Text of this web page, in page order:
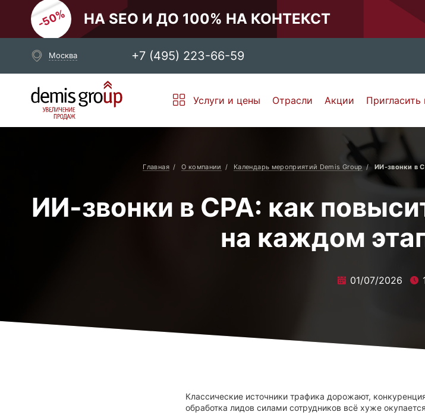
НА SEO И ДО 100% НА КОНТЕКСТ
Москва +7 (495) 223-66-59
Выберите свой город
Москва Санкт-Петербург Нижний Новгород
Услуги и цены Отрасли Акции Пригласить
Главная О компании Календарь мероприятий Demis Group ИИ-звонки в
ИИ-звонки в СРА: как
на каждом
01/07/2026
Классические источники трафика дорожают,
обработка лидов силами сотрудников всё хуже